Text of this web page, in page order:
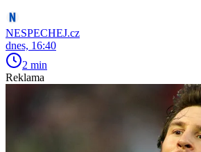
NESPECHEJ.cz
dnes, 16:40
2 min
Reklama